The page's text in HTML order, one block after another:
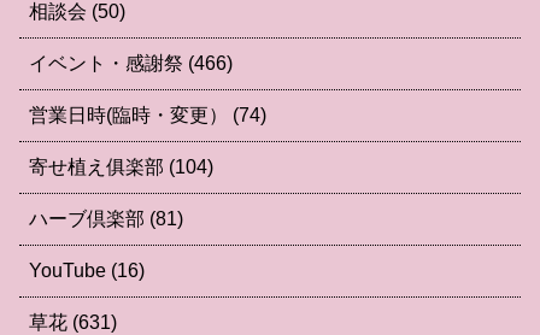
相談会 (50)
イベント・感謝祭 (466)
営業日時(臨時・変更） (74)
寄せ植え俱楽部 (104)
ハーブ倶楽部 (81)
YouTube (16)
草花 (631)